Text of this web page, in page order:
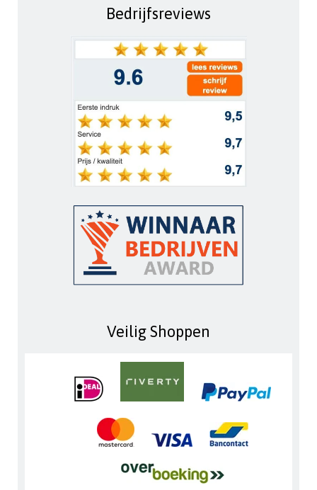
Bedrijfsreviews
Veilig Shoppen